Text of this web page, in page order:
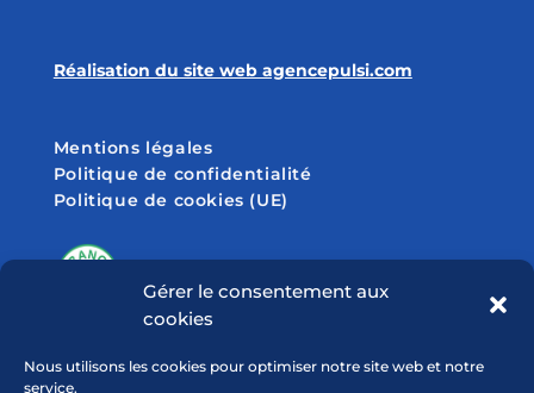
Gérer le consentement aux
cookies
Nous utilisons les cookies pour optimiser notre site web et notre
service.
Réalisation du site web agencepulsi.com
Mentions légales
Politique de confidentialité
Politique de cookies (UE)
SUIVEZ-NOUS SUR